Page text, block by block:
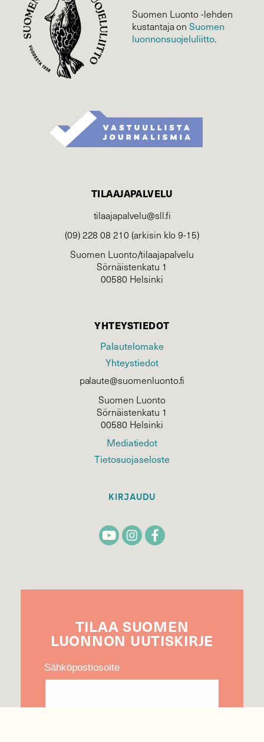
Suomen Luonto -lehden
kustantaja onSuomen
luonnonsuojelu­liitto.
TILAAJAPALVELU
tilaajapalvelu@sll.fi
(09) 228 08 210 (arkisin klo 9-15)
Suomen Luonto/tilaajapalvelu
Sörnäistenkatu 1
00580 Helsinki
YHTEYSTIEDOT
Palautelomake
Yhteystiedot
palaute@suomenluonto.fi
Suomen Luonto
Sörnäistenkatu 1
00580 Helsinki
Mediatiedot
Tietosuojaseloste
KIRJAUDU
TILAA SUOMEN
LUONNON UUTIS­KIRJE
Sähköpostiosoite